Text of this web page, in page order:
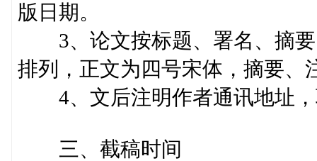
版日期。
3、论文按标题、署名、摘要
排列，正文为四号宋体，摘要、
4、文后注明作者通讯地址，
三、截稿时间